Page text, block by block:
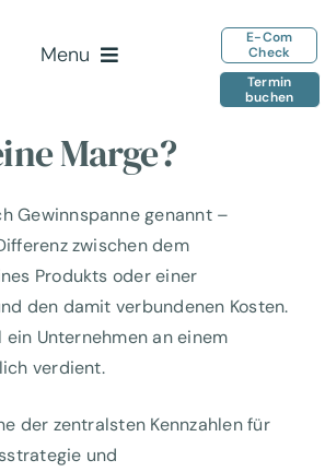
Menu
Leistungen
Insights
Kontakt
E-Com
Check
Termin
buchen
Marge?
Gewinnspanne genannt –
zwischen dem
Produkts oder einer
den damit verbundenen Kosten.
ein Unternehmen an einem
verdient.
der zentralsten Kennzahlen für
und